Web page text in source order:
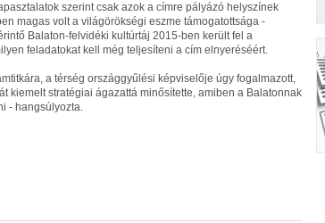
szerint csak azok a címre pályázó helyszínek
magas volt a világörökségi eszme támogatottsága -
Balaton-felvidéki kultúrtáj 2015-ben került fel a
feladatokat kell még teljesíteni a cím elnyeréséért.
a térség országgyűlési képviselője úgy fogalmazott,
kiemelt stratégiai ágazattá minősítette, amiben a Balatonnak
- hangsúlyozta.